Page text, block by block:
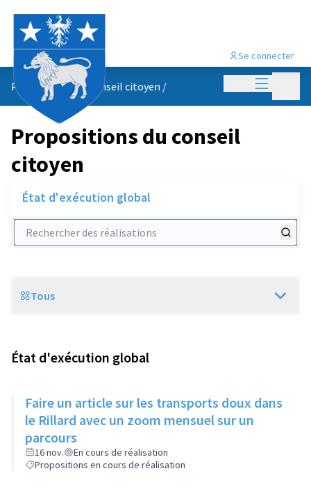
Menu
Se connecter
Propositions du conseil citoyen /
Propositions du conseil
citoyen
État d'exécution global
Rechercher des réalisations
Scope
Tous
État d'exécution global
Faire un article sur les transports doux dans
le Rillard avec un zoom mensuel sur un
parcours
16 nov.
En cours de réalisation
Propositions en cours de réalisation